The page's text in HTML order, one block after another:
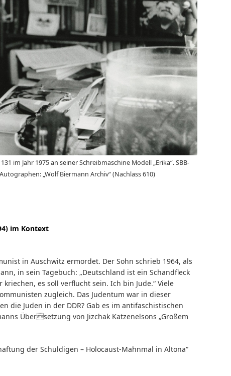
im Jahr 1975 an seiner Schreibmaschine Modell „Erika“. SBB-
„Wolf Biermann Archiv“ (Nachlass 610)
im Kontext
in Auschwitz ermordet. Der Sohn schrieb 1964, als
in sein Tagebuch: „Deutschland ist ein Schandfleck
es soll verflucht sein. Ich bin Jude.“ Viele
zugleich. Das Judentum war in dieser
die Juden in der DDR? Gab es im antifaschistischen
Übersetzung von Jizchak Katzenelsons „Großem
der Schuldigen – Holocaust-Mahnmal in Altona“